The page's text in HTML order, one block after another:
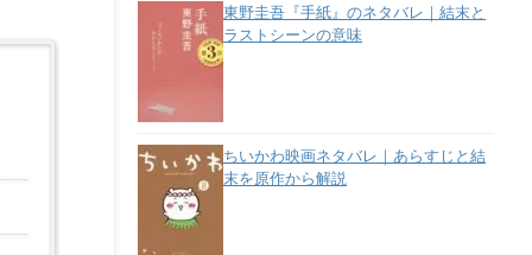
東野圭吾『手紙』のネタバレ｜結末と
ラストシーンの意味
ちいかわ映画ネタバレ｜あらすじと結
末を原作から解説